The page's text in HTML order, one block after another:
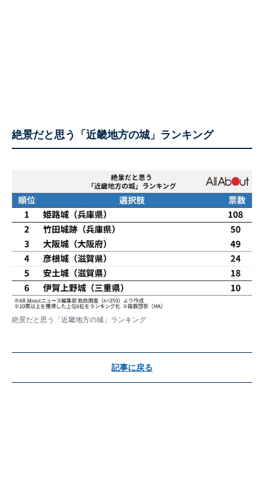
絶景だと思う「近畿地方の城」ランキング
絶景だと思う「近畿地方の城」ランキング
記事に戻る